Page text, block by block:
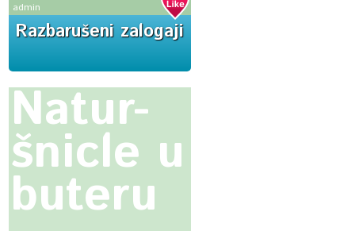
admin
Razbarušeni zalogaji
Natur-
šnicle u
buteru